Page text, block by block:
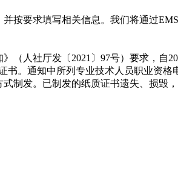
要求填写相关信息。我们将通过
人社厅发〔2021〕97号）要求，自
。通知中所列专业技术人员职业资格
制发。已制发的纸质证书遗失、损毁